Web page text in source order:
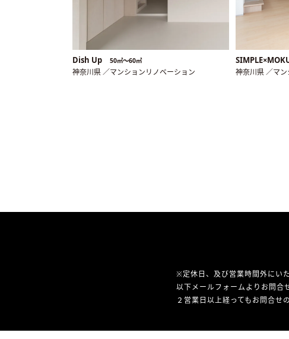
Dish Up 50㎡〜60㎡
神奈川県 ／マンションリノベーション 神奈川県 ／マ
※定休日、及び営業時間外にい
以下メールフォームよりお問合
２営業日以上経ってもお問合